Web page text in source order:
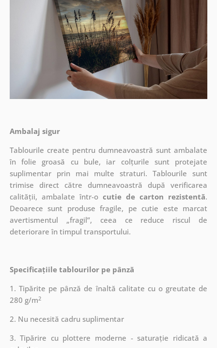
Ambalaj sigur
Tablourile create pentru dumneavoastră sunt ambalate
în folie groasă cu bule, iar colțurile sunt protejate
suplimentar prin mai multe straturi.Tablourile sunt
trimise direct către dumneavoastră după verificarea
calității, ambalate într-o cutie de carton rezistentă.
Deoarece sunt produse fragile, pe cutie este marcat
avertismentul „fragil”, ceea ce reduce riscul de
deteriorare în timpul transportului.
Specificațiile tablourilor pe pânză
1. Tipărite pe pânză de înaltă calitate cu o greutate de
280 g/m2
2. Nu necesită cadru suplimentar
3. Tipărire cu plottere moderne - saturație ridicată a